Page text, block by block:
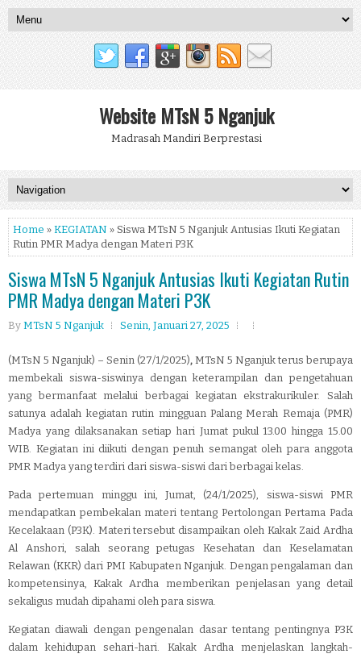
Website MTsN 5 Nganjuk
Madrasah Mandiri Berprestasi
Home » KEGIATAN » Siswa MTsN 5 Nganjuk Antusias Ikuti Kegiatan
Rutin PMR Madya dengan Materi P3K
Siswa MTsN 5 Nganjuk Antusias Ikuti Kegiatan Rutin
PMR Madya dengan Materi P3K
By MTsN 5 Nganjuk Senin, Januari 27, 2025
(MTsN 5 Nganjuk) – Senin (27/1/2025), MTsN 5 Nganjuk terus berupaya
membekali siswa-siswinya dengan keterampilan dan pengetahuan
yang bermanfaat melalui berbagai kegiatan ekstrakurikuler. Salah
satunya adalah kegiatan rutin mingguan Palang Merah Remaja (PMR)
Madya yang dilaksanakan setiap hari Jumat pukul 13.00 hingga 15.00
WIB. Kegiatan ini diikuti dengan penuh semangat oleh para anggota
PMR Madya yang terdiri dari siswa-siswi dari berbagai kelas.
Pada pertemuan minggu ini, Jumat, (24/1/2025), siswa-siswi PMR
mendapatkan pembekalan materi tentang Pertolongan Pertama Pada
Kecelakaan (P3K). Materi tersebut disampaikan oleh Kakak Zaid Ardha
Al Anshori, salah seorang petugas Kesehatan dan Keselamatan
Relawan (KKR) dari PMI Kabupaten Nganjuk. Dengan pengalaman dan
kompetensinya, Kakak Ardha memberikan penjelasan yang detail
sekaligus mudah dipahami oleh para siswa.
Kegiatan diawali dengan pengenalan dasar tentang pentingnya P3K
dalam kehidupan sehari-hari. Kakak Ardha menjelaskan langkah-